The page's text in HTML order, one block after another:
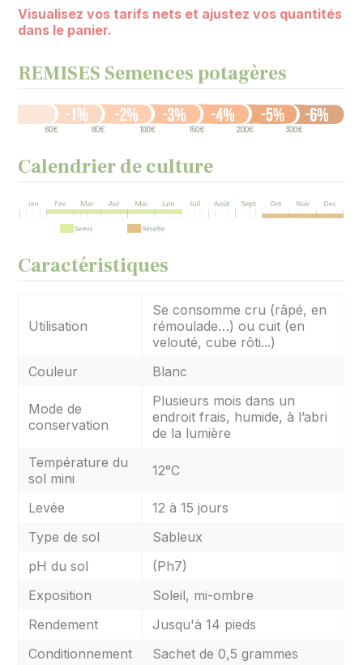
Visualisez vos tarifs nets et ajustez vos quantités
dans le panier.
REMISES Semences potagères
Calendrier de culture
Caractéristiques
Utilisation
Se consomme cru (râpé, en
rémoulade…) ou cuit (en
velouté, cube rôti...)
Couleur
Blanc
Mode de
conservation
Plusieurs mois dans un
endroit frais, humide, à l’abri
de la lumière
Température du
sol mini
12°C
Levée
12 à 15 jours
Type de sol
Sableux
pH du sol
(Ph7)
Exposition
Soleil, mi-ombre
Rendement
Jusqu'à 14 pieds
Conditionnement
Sachet de 0,5 grammes